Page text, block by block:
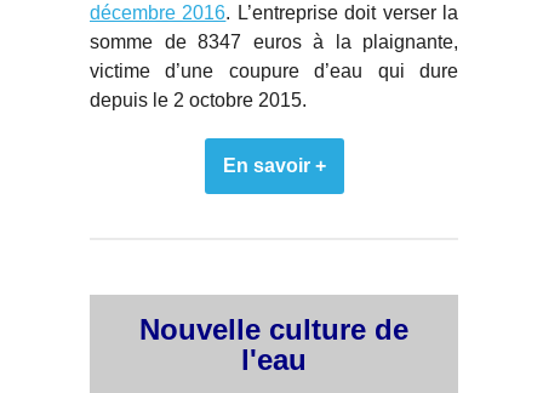
décembre 2016. L’entreprise doit verser la
somme de 8347 euros à la plaignante,
victime d’une coupure d’eau qui dure
depuis le 2 octobre 2015.
En savoir +
Nouvelle culture de
l'eau